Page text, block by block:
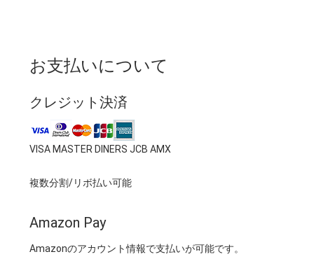
お支払いについて
クレジット決済
VISA MASTER DINERS JCB AMX
複数分割/リボ払い可能
Amazon Pay
Amazonのアカウント情報で支払いが可能です。